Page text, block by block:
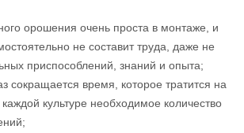
орошения очень проста в монтаже, и
не составит труда, даже не
приспособлений, знаний и опыта;
сокращается время, которое тратится на
культуре необходимое количество